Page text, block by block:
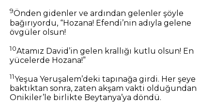
9Önden gidenler ve ardından gelenler şöyle
bağırıyordu, “Hozana! Efendi’nin adıyla gelene
övgüler olsun!
10Atamız David’in gelen krallığı kutlu olsun! En
yücelerde Hozana!”
11Yeşua Yeruşalem’deki tapınağa girdi. Her şeye
baktıktan sonra, zaten akşam vakti olduğundan
Onikiler’le birlikte Beytanya’ya döndü.